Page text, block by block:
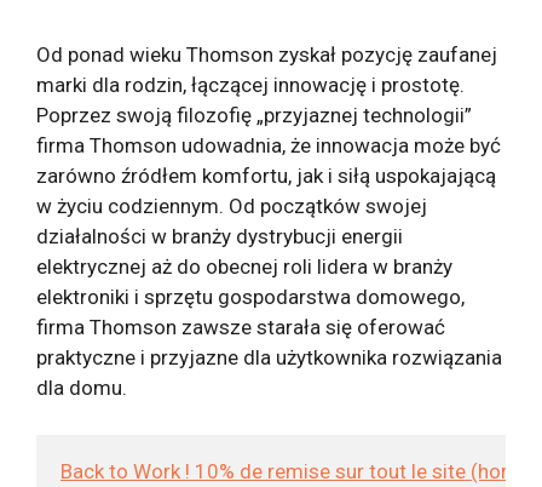
Od ponad wieku Thomson zyskał pozycję zaufanej
marki dla rodzin, łączącej innowację i prostotę.
Poprzez swoją filozofię „przyjaznej technologii”
firma Thomson udowadnia, że ​​innowacja może być
zarówno źródłem komfortu, jak i siłą uspokajającą
w życiu codziennym. Od początków swojej
działalności w branży dystrybucji energii
elektrycznej aż do obecnej roli lidera w branży
elektroniki i sprzętu gospodarstwa domowego,
firma Thomson zawsze starała się oferować
praktyczne i przyjazne dla użytkownika rozwiązania
dla domu.
Back to Work ! 10% de remise sur tout le site (hors